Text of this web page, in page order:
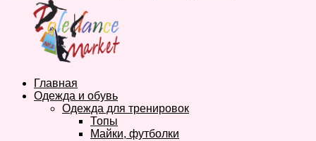
Главная
Одежда и обувь
Одежда для тренировок
Топы
Майки, футболки